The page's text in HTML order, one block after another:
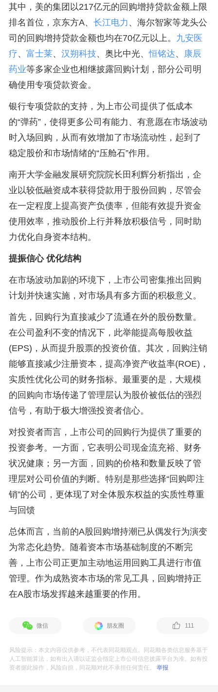
其中，美的集团以217亿元的回购增持贷款金额上限
排名首位，京东方A、 长江电力 、海尔智家等龙头公
司的回购增持贷款金额也均在70亿元以上。 九安医
疗、 富士莱、 汉朔科技、奥比中光、恒铭达、
康辰
药业等多家企业也相继披露回购计划，部分公司明
确使用专项贷款资金。
银行专项贷款的支持，为上市公司提供了低成本
的“弹药”，使得更多公司有能力、有意愿在市场波动
时入场回购，从而有效增加了市场流动性，起到了
稳定股价和市场情绪的“压舱石”作用。
南开大学金融发展研究院院长田利辉分析指出，企
业以较低融资成本获得贷款用于股份回购，尽管会
在一定程度上提高资产负债率，但能有效提升资金
使用效率，推动股价上行并释放积极信号，同时助
力优化自身资本结构。
提振信心 优化结构
在市场波动加剧的环境下，上市公司密集推出回购
计划并快速实施，对市场具有多方面的积极意义。
首先，回购行为直接减少了流通在外的股份数量。
在公司盈利不变的情况下，此举能提高每股收益
(EPS)，从而提升股票的投资价值。其次，回购注销
能够直接减少注册资本，提高净资产收益率(ROE)，
实质性优化公司的财务指标。最重要的是，大规模
的回购向市场传递了管理层认为股价被低估的强烈
信号，有助于极大增强投资者信心。
对投资者而言，上市公司的回购行为提供了重要的
投资参考。一方面，它表明公司现金流充裕、财务
状况健康；另一方面，回购的价格和数量反映了管
理层对公司价值的判断。特别是那些选择“回购即注
销”的公司，更体现了对全体股东权益的实质性尊重
与回馈
总体而言，当前的A股回购增持潮已从偶发行为演变
为常态化趋势。随着资本市场基础制度的不断完
善，上市公司正更加主动地运用回购工具进行市值
管理。作为成熟资本市场的常见工具，回购增持正
在A股市场发挥越来越重要的作用。
微信 朋友圈 111
风险提示：本文内容仅供参考，不代表同花顺观点。同花顺各类信息服务基于
人工智能算法，如有出入请以证监会指定上市公司信息披露平台为准。如有投
资者据此操作，风险自担，同花顺对此不承担任何责任。举报